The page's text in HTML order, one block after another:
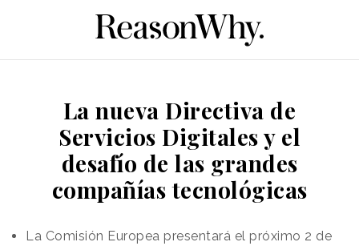
La nueva Directiva de
Servicios Digitales y el
desafío de las grandes
compañías tecnológicas
La Comisión Europea presentará el próximo 2 de